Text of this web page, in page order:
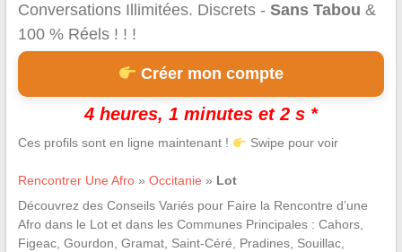
Conversations Illimitées. Discrets - Sans Tabou &
100 % Réels ! ! !
Créer mon compte
4 heures, 1 minutes et 1 s *
Ces profils sont en ligne maintenant ! Swipe pour voir
Rencontrer Une Afro» Occitanie » Lot
Découvrez des Conseils Variés pour Faire la Rencontre d’une
Afro dans le Lot et dans les Communes Principales : Cahors,
Figeac, Gourdon, Gramat, Saint-Céré, Pradines, Souillac,